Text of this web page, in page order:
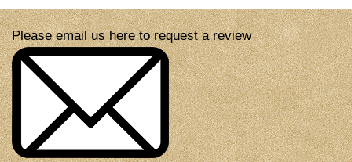
Please email us here to request a review